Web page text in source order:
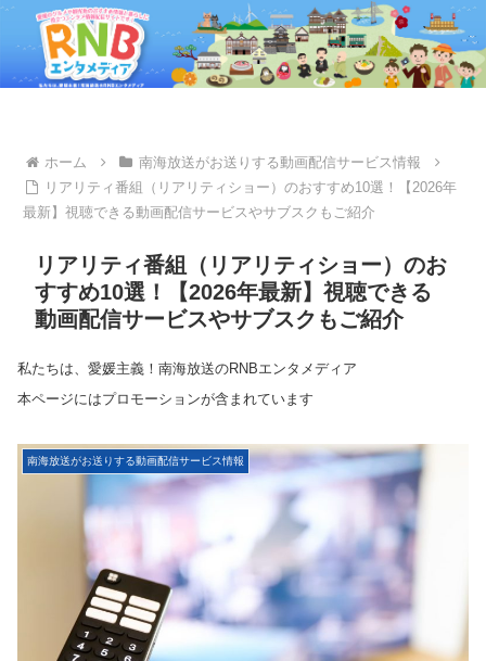
ホーム
南海放送がお送りする動画配信サービス情報
リアリティ番組（リアリティショー）のおすすめ10選！【2026年
最新】視聴できる動画配信サービスやサブスクもご紹介
リアリティ番組（リアリティショー）のお
すすめ10選！【2026年最新】視聴できる
動画配信サービスやサブスクもご紹介
私たちは、愛媛主義！南海放送のRNBエンタメディア
本ページにはプロモーションが含まれています
南海放送がお送りする動画配信サービス情報